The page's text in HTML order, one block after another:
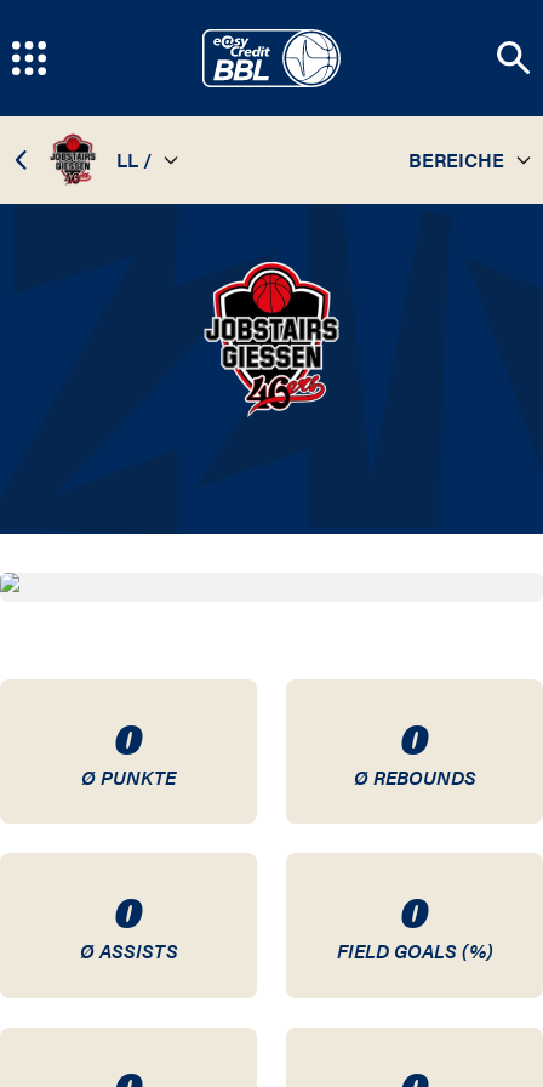
LL /
21 / 22
11 / 12
10 / 11
08 / 09
07 / 08
05 / 06
BEREICHE
TEAM
0
Ø PUNKTE
0
Ø REBOUNDS
0
Ø ASSISTS
0
FIELD GOALS (%)